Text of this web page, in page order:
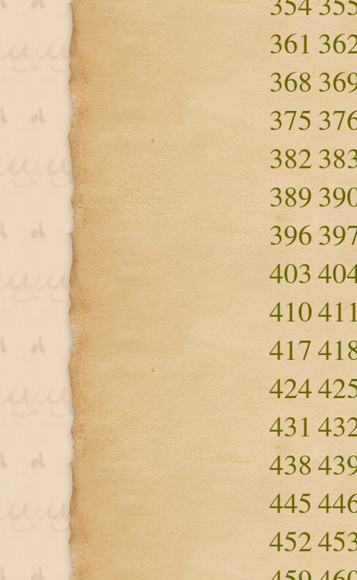
361
368
375
382
389
396
403
410
417
424
431
438
445
452